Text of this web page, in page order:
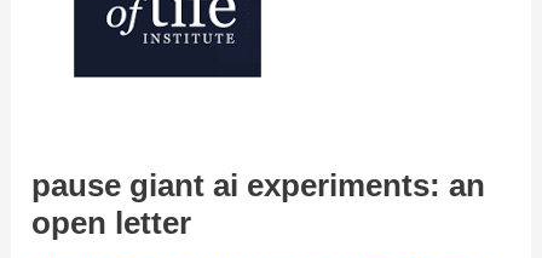
pause giant ai experiments: an
open letter